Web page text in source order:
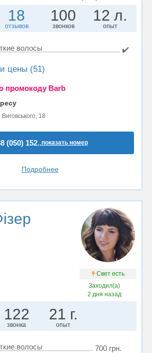
18
отзывов
100
звонков
12 л.
опыт
волосы ✔️
цены (51)
промокоду Barb
18
(050) 152..показать номер
Подробнее
Свет есть
Заходил(а)
2 дня назад
122
звонка
21 г.
опыт
волосы 700 грн.